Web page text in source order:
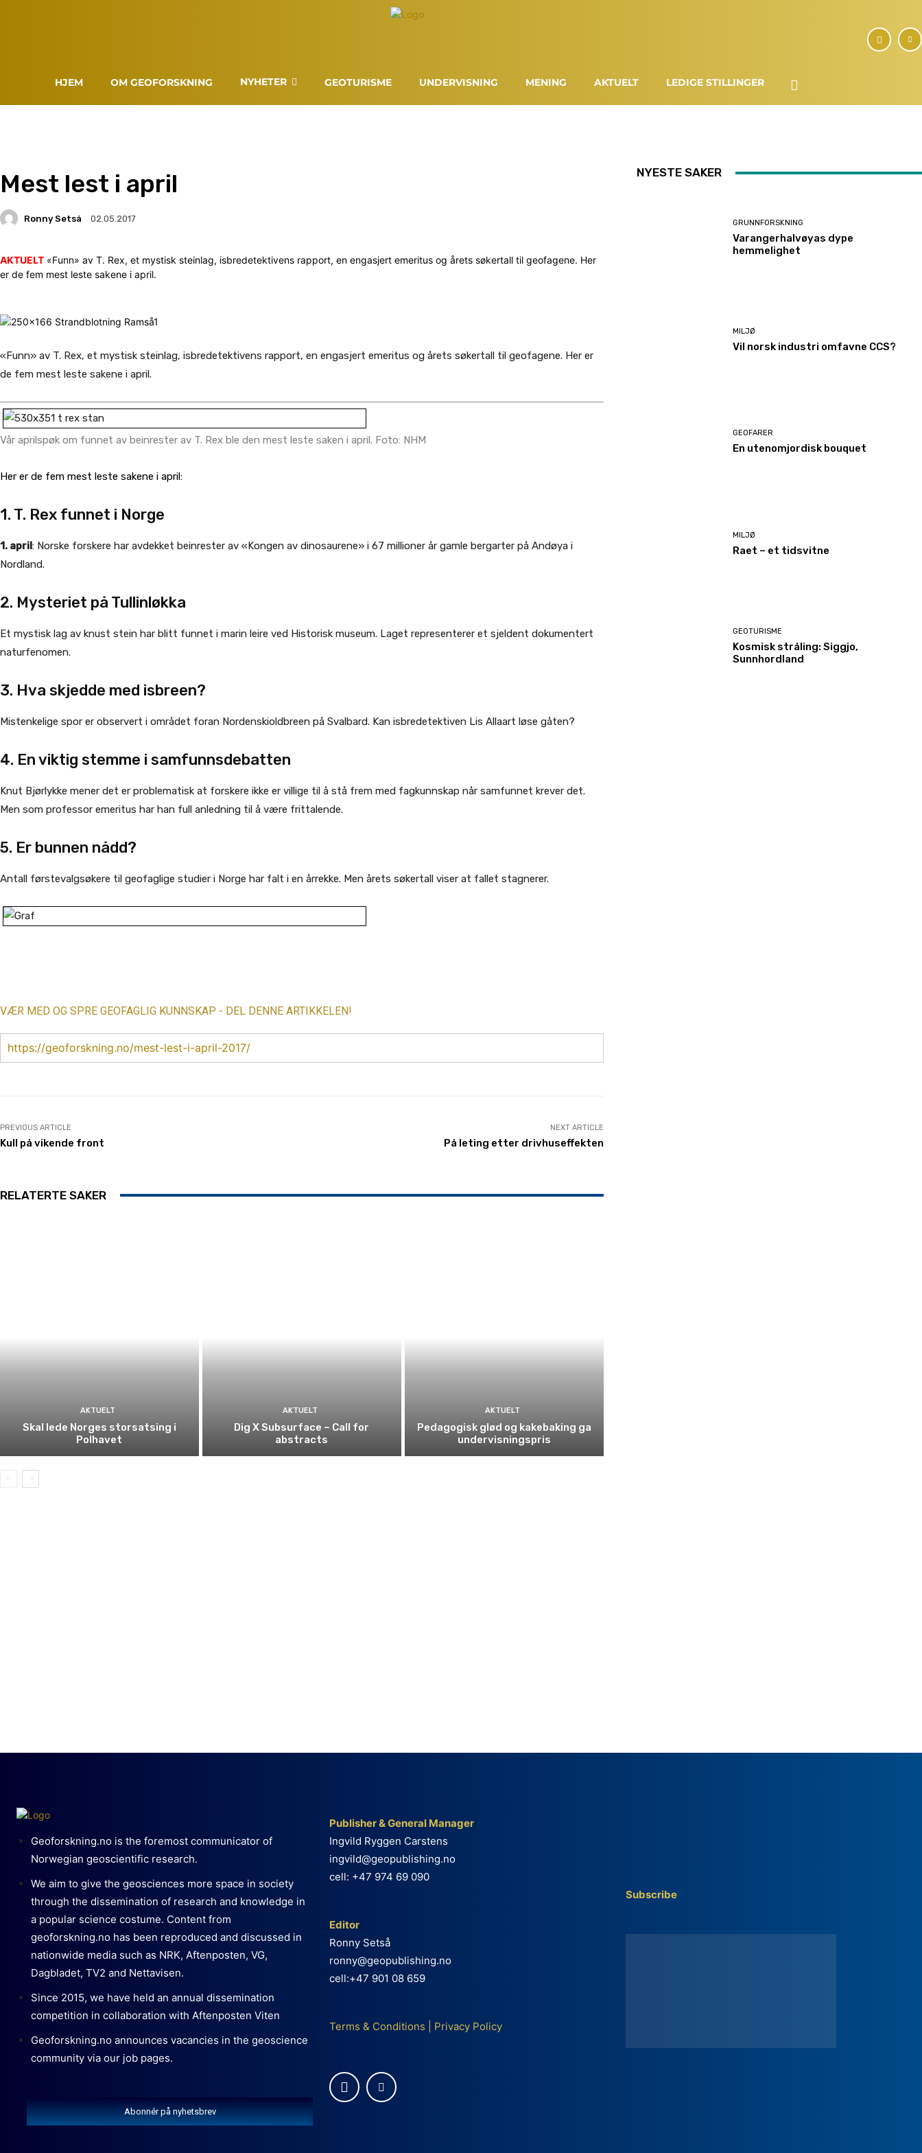
HJEM OM GEOFORSKNING NYHETER GEOTURISME UNDERVISNING MENING AKTUELT LEDIGE STILLINGER
Mest lest i april
Ronny Setså 02.05.2017
AKTUELT «Funn» av T. Rex, et mystisk steinlag, isbredetektivens rapport, en engasjert emeritus og årets søkertall til geofagene. Her
er de fem mest leste sakene i april.
«Funn» av T. Rex, et mystisk steinlag, isbredetektivens rapport, en engasjert emeritus og årets søkertall til geofagene. Her er
de fem mest leste sakene i april.
Vår aprilspøk om funnet av beinrester av T. Rex ble den mest leste saken i april. Foto: NHM
Her er de fem mest leste sakene i april:
1. T. Rex funnet i Norge
1. april: Norske forskere har avdekket beinrester av «Kongen av dinosaurene» i 67 millioner år gamle bergarter på Andøya i
Nordland.
2. Mysteriet på Tullinløkka
Et mystisk lag av knust stein har blitt funnet i marin leire ved Historisk museum. Laget representerer et sjeldent dokumentert
naturfenomen.
3. Hva skjedde med isbreen?
Mistenkelige spor er observert i området foran Nordenskioldbreen på Svalbard. Kan isbredetektiven Lis Allaart løse gåten?
4. En viktig stemme i samfunnsdebatten
Knut Bjørlykke mener det er problematisk at forskere ikke er villige til å stå frem med fagkunnskap når samfunnet krever det.
Men som professor emeritus har han full anledning til å være frittalende.
5. Er bunnen nådd?
Antall førstevalgsøkere til geofaglige studier i Norge har falt i en årrekke. Men årets søkertall viser at fallet stagnerer.
VÆR MED OG SPRE GEOFAGLIG KUNNSKAP - DEL DENNE ARTIKKELEN!
https://geoforskning.no/mest-lest-i-april-2017/
PREVIOUS ARTICLE
Kull på vikende front
NEXT ARTICLE
På leting etter drivhuseffekten
RELATERTE SAKER
AKTUELT
Skal lede Norges storsatsing i
Polhavet
AKTUELT
Dig X Subsurface – Call for
abstracts
AKTUELT
Pedagogisk glød og kakebaking ga
undervisningspris
NYESTE SAKER
GRUNNFORSKNING
Varangerhalvøyas dype
hemmelighet
MILJØ
Vil norsk industri omfavne CCS?
GEOFARER
En utenomjordisk bouquet
MILJØ
Raet – et tidsvitne
GEOTURISME
Kosmisk stråling: Siggjo,
Sunnhordland
Geoforskning.no is the foremost communicator of
Norwegian geoscientific research.
We aim to give the geosciences more space in society
through the dissemination of research and knowledge in
a popular science costume. Content from
geoforskning.no has been reproduced and discussed in
nationwide media such as NRK, Aftenposten, VG,
Dagbladet, TV2 and Nettavisen.
Since 2015, we have held an annual dissemination
competition in collaboration with Aftenposten Viten
Geoforskning.no announces vacancies in the geoscience
community via our job pages.
Abonnér på nyhetsbrev
Publisher & General Manager
Ingvild Ryggen Carstens
ingvild@geopublishing.no
cell: +47 974 69 090
Editor
Ronny Setså
ronny@geopublishing.no
cell:+47 901 08 659
Terms & Conditions Privacy Policy
Subscribe